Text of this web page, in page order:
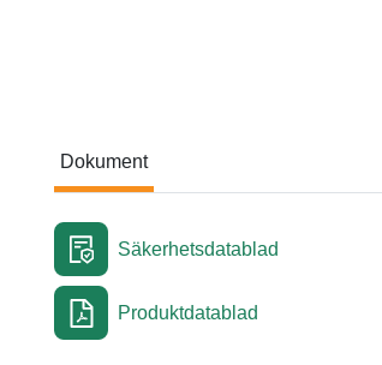
Dokument
Dokument
Säkerhetsdatablad
Produktdatablad